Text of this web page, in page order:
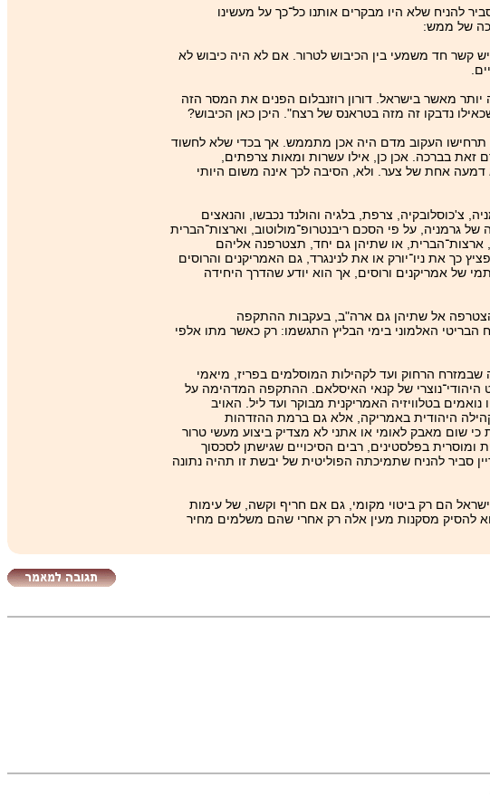
להניח שלא היו מבקרים אותנו כל־כך על מעשינו
של ממש:
קשר חד משמעי בין הכיבוש לטרור. אם לא היה כיבוש לא
יותר מאשר בישראל. דורון רוזנבלום הפנים את המסר הזה
נדבקו זה מזה בטראנס של רצח". היכן כאן הכיבוש?
העקוב מדם היה אכן מתממש. אך בכדי שלא לחשוד
בברכה. אכן כן, אילו עשרות ומאות צרפתים,
דמעה אחת של צער. ולא, הסיבה לכך אינה משום היותי
צ'כוסלובקיה, צרפת, בלגיה והולנד נכבשו, והנאצים
גרמניה, על פי הסכם ריבנטרופ־מולוטוב, וארצות־הברית
או שתיהן גם יחד, תצטרפנה אליהם
כך את ניו־יורק או את לנינגרד, גם האמריקנים והרוסים
של אמריקנים ורוסים, אך הוא יודע שהדרך היחידה
אחר כך הצטרפה אל שתיהן גם ארה"ב, בעקבות ההתקפה
הבריטי האלמוני בימי הבליץ התגשמו: רק כאשר מתו אלפי
הרחוק ועד לקהילות המוסלמים בפריז, מיאמי
היהודי־נוצרי של קנאי האיסלאם. ההתקפה המדהימה על
היו נואמים בטלוויזיה האמריקנית מבוקר ועד ליל. האויב
היהודית באמריקה, אלא גם ברמת ההזדהות
היא המדינה היחידה בעולם למעט ישראל - ולמזלנו מדובר במעצמה מספר 1 בעולם - שגורסת כי שום מאבק לאומי או אתני לא מצדיק ביצוע מעשי טרור
בפלסטינים, רבים הסיכויים שגישתן לסכסוך
סביר להניח שתמיכתה הפוליטית של יבשת זו תהיה נתונה
הם רק ביטוי מקומי, גם אם חריף וקשה, של עימות
להסיק מסקנות מעין אלה רק אחרי שהם משלמים מחיר